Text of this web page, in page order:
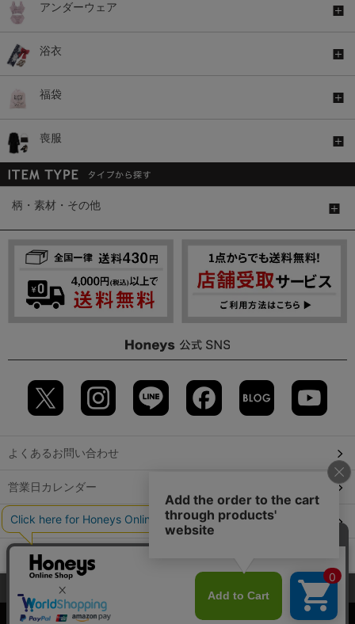
アンダーウェア
浴衣
福袋
喪服
柄・素材・その他
よくあるお問い合わせ
営業日カレンダー
店舗検索
GLOBAL GUIDE（海外からご利用のお客様）
©2009 HONEYS CO., LTD. All Rights Reserved.
当サイトでは、サイトの利便性向上のため、クッキー(Cookie)を使
用しています。詳しくは「
」をご覧くださ